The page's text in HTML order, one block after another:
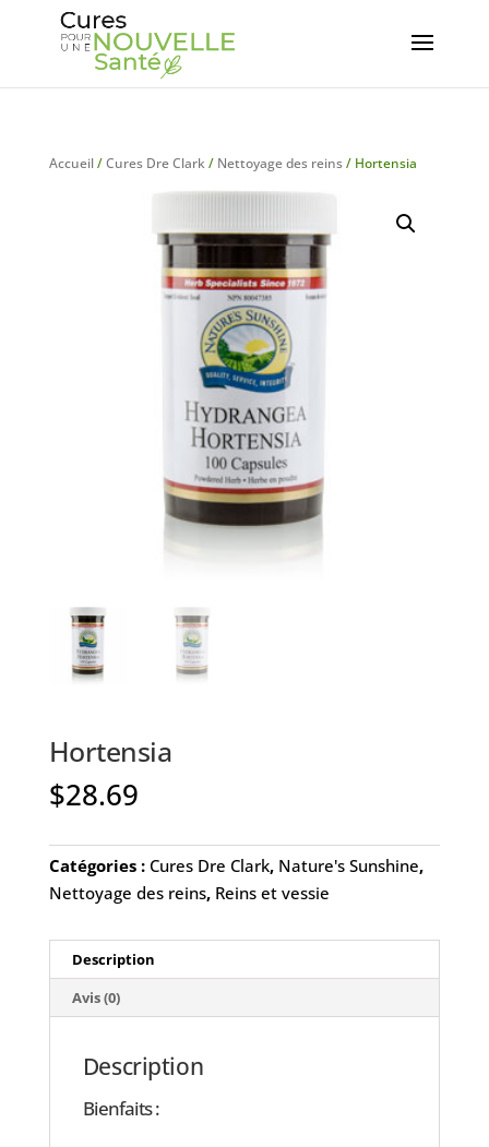
Accueil/Cures Dre Clark / Nettoyage des reins/ Hortensia
Hortensia
$28.69
Catégories : Cures Dre Clark, Nature's Sunshine,
Nettoyage des reins, Reins et vessie
Description
Avis (0)
Description
Bienfaits :